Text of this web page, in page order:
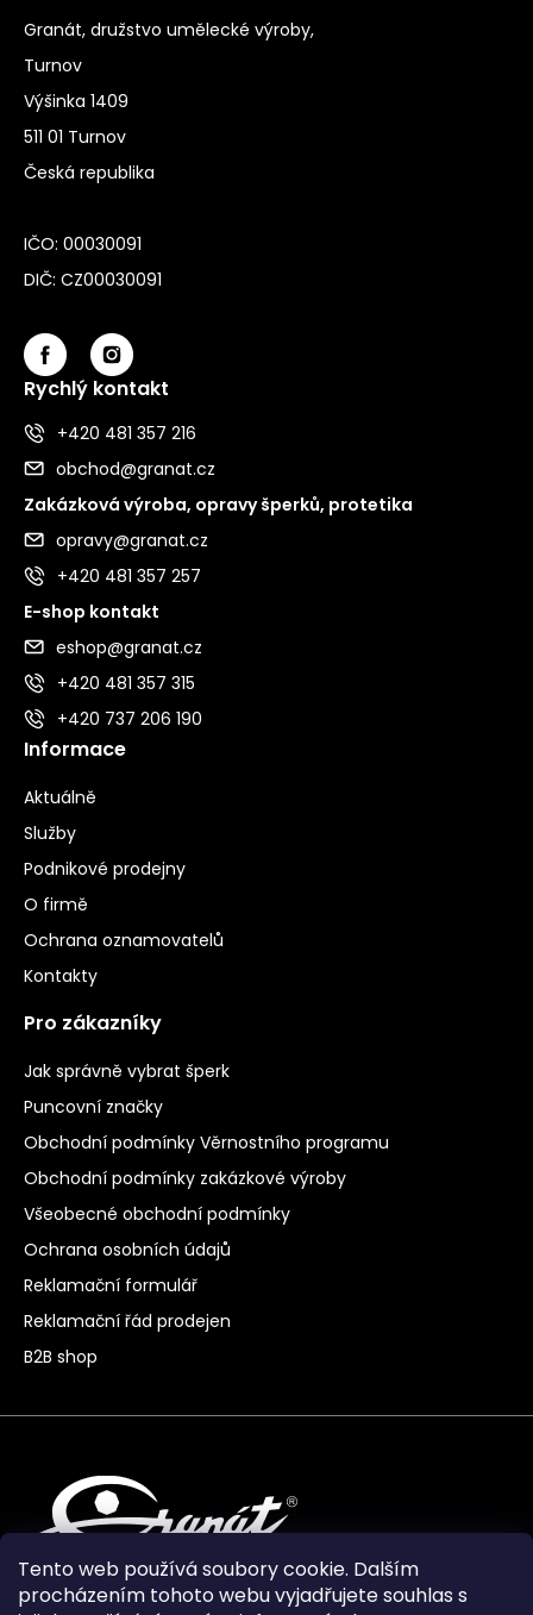
Tento web používá soubory cookie. Dalším
procházením tohoto webu vyjadřujete souhlas s
Granát, družstvo umělecké výroby,
Turnov
Výšinka 1409
511 01 Turnov
Česká republika
IČO: 00030091
DIČ: CZ00030091
Rychlý kontakt
+420 481 357 216
obchod@granat.cz
Zakázková výroba, opravy šperků, protetika
opravy@granat.cz
+420 481 357 257
E-shop kontakt
eshop@granat.cz
+420 481 357 315
+420 737 206 190
Informace
Aktuálně
Služby
Podnikové prodejny
O firmě
Ochrana oznamovatelů
Kontakty
Pro zákazníky
Jak správně vybrat šperk
Puncovní značky
Obchodní podmínky Věrnostního programu
Obchodní podmínky zakázkové výroby
Všeobecné obchodní podmínky
Ochrana osobních údajů
Reklamační formulář
Reklamační řád prodejen
B2B shop